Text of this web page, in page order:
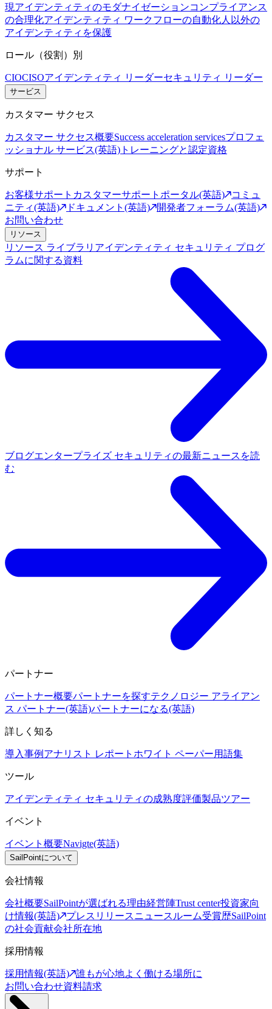
現アイデンティティのモダナイゼーションコンプライアンス
の合理化アイデンティティ ワークフローの自動化人以外の
アイデンティティを保護
ロール（役割）別
CIOCISOアイデンティティ リーダーセキュリティ リーダー
サービス
カスタマー サクセス
カスタマー サクセス概要Success acceleration servicesプロフェ
ッショナル サービス(英語) トレーニングと認定資格
サポート
お客様サポート カスタマーサポートポータル(英語)
コミュ
ニティ(英語)
ドキュメント(英語)
開発者フォーラム(英語)
お問い合わせ
リソース
リソース ライブラリ アイデンティティ セキュリティ プログ
ラムに関する資料
ブログエンタープライズ セキュリティの最新ニュースを読
む
パートナー
パートナー概要パートナーを探すテクノロジー アライアン
ス パートナー(英語)パートナーになる(英語)
詳しく知る
導入事例 アナリスト レポート ホワイト ペーパー用語集
ツール
アイデンティティ セキュリティの成熟度評価製品ツアー
イベント
イベント概要Navigte(英語)
SailPointについて
会社情報
会社概要SailPointが選ばれる理由経営陣Trust center投資家向
け情報(英語)
プレスリリースニュースルーム受賞歴SailPoint
の社会貢献会社所在地
採用情報
採用情報(英語)
誰もが心地よく働ける場所に
お問い合わせ資料請求